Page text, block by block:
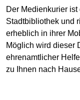
Der Medienkurier
Stadtbibliothek und
erheblich in ihrer
Möglich wird dieser
ehrenamtlicher
zu Ihnen nach